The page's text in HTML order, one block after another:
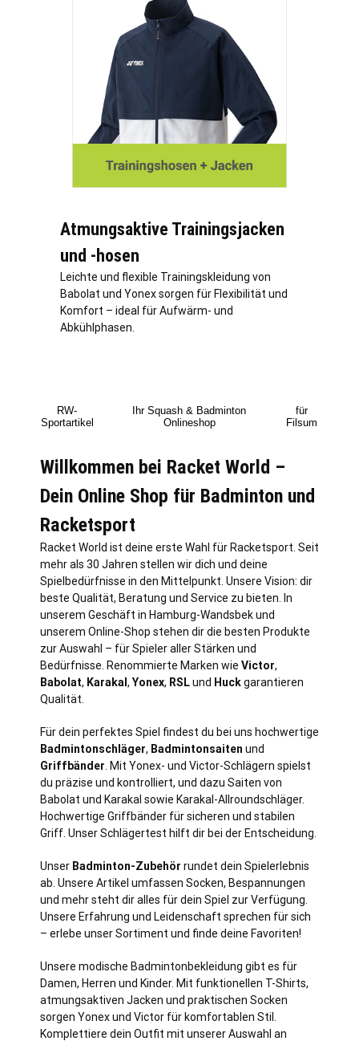
Atmungsaktive Trainingsjacken
und -hosen
Leichte und flexible Trainingskleidung von
Babolat und Yonex sorgen für Flexibilität und
Komfort – ideal für Aufwärm- und
Abkühlphasen.
RW-
Sportartikel
Ihr Squash & Badminton
Onlineshop
für
Filsum
Willkommen bei Racket World –
Dein Online Shop für Badminton und
Racketsport
Racket World ist deine erste Wahl für Racketsport. Seit
mehr als 30 Jahren stellen wir dich und deine
Spielbedürfnisse in den Mittelpunkt. Unsere Vision: dir
beste Qualität, Beratung und Service zu bieten. In
unserem Geschäft in Hamburg-Wandsbek und
unserem Online-Shop stehen dir die besten Produkte
zur Auswahl – für Spieler aller Stärken und
Bedürfnisse. Renommierte Marken wie Victor,
Babolat, Karakal , Yonex, RSLund Huckgarantieren
Qualität.
Für dein perfektes Spiel findest du bei uns hochwertige
Badmintonschläger, Badmintonsaiten und
Griffbänder . Mit Yonex- und Victor-Schlägern spielst
du präzise und kontrolliert, und dazu Saiten von
Babolat und Karakal sowie Karakal-Allroundschläger.
Hochwertige Griffbänder für sicheren und stabilen
Griff. Unser Schlägertest hilft dir bei der Entscheidung.
Unser Badminton-Zubehör rundet dein Spielerlebnis
ab. Unsere Artikel umfassen Socken, Bespannungen
und mehr steht dir alles für dein Spiel zur Verfügung.
Unsere Erfahrung und Leidenschaft sprechen für sich
– erlebe unser Sortiment und finde deine Favoriten!
Unsere modische Badmintonbekleidung gibt es für
Damen, Herren und Kinder. Mit funktionellen T-Shirts,
atmungsaktiven Jacken und praktischen Socken
sorgen Yonex und Victor für komfortablen Stil.
Komplettiere dein Outfit mit unserer Auswahl an